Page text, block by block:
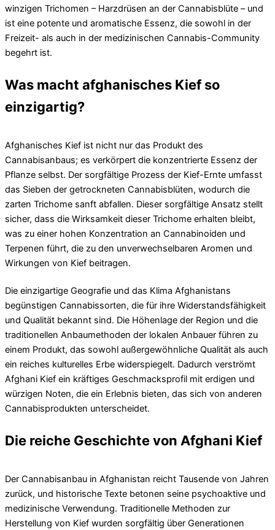
winzigen Trichomen – Harzdrüsen an der Cannabisblüte – und
ist eine potente und aromatische Essenz, die sowohl in der
Freizeit- als auch in der medizinischen Cannabis-Community
begehrt ist.
Was macht afghanisches Kief so
einzigartig?
Afghanisches Kief ist nicht nur das Produkt des
Cannabisanbaus; es verkörpert die konzentrierte Essenz der
Pflanze selbst. Der sorgfältige Prozess der Kief-Ernte umfasst
das Sieben der getrockneten Cannabisblüten, wodurch die
zarten Trichome sanft abfallen. Dieser sorgfältige Ansatz stellt
sicher, dass die Wirksamkeit dieser Trichome erhalten bleibt,
was zu einer hohen Konzentration an Cannabinoiden und
Terpenen führt, die zu den unverwechselbaren Aromen und
Wirkungen von Kief beitragen.
Die einzigartige Geografie und das Klima Afghanistans
begünstigen Cannabissorten, die für ihre Widerstandsfähigkeit
und Qualität bekannt sind. Die Höhenlage der Region und die
traditionellen Anbaumethoden der lokalen Anbauer führen zu
einem Produkt, das sowohl außergewöhnliche Qualität als auch
ein reiches kulturelles Erbe widerspiegelt. Dadurch verströmt
Afghani Kief ein kräftiges Geschmacksprofil mit erdigen und
würzigen Noten, die ein Erlebnis bieten, das sich von anderen
Cannabisprodukten unterscheidet.
Die reiche Geschichte von Afghani Kief
Der Cannabisanbau in Afghanistan reicht Tausende von Jahren
zurück, und historische Texte betonen seine psychoaktive und
medizinische Verwendung. Traditionelle Methoden zur
Herstellung von Kief wurden sorgfältig über Generationen